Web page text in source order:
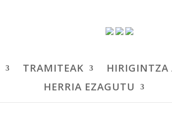
TRAMITEAK HIRIGINTZA
HERRIA EZAGUTU